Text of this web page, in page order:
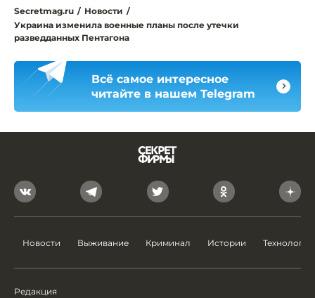
Secretmag.ru / Новости /
Украина изменила военные планы после утечки
разведданных Пентагона
Всё самое интересное
читайте в нашем Telegram
Новости Выживание Криминал Истории Технологии
Редакция